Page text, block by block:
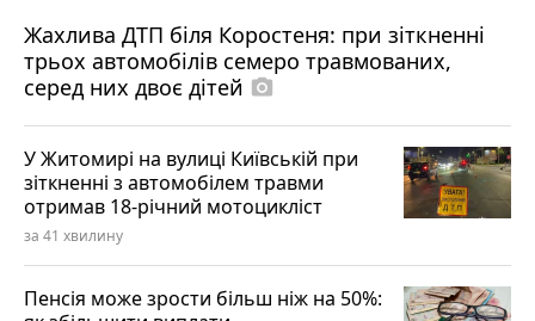
Жахлива ДТП біля Коростеня: при зіткненні
трьох автомобілів семеро травмованих,
серед них двоє дітей photo_camera
У Житомирі на вулиці Київській при
зіткненні з автомобілем травми
отримав 18-річний мотоцикліст
за 41 хвилину
Пенсія може зрости більш ніж на 50%: